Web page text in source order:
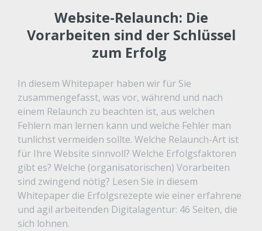
Website-Relaunch: Die
Vorarbeiten sind der Schlüssel
zum Erfolg
In diesem Whitepaper haben wir für Sie
zusammengefasst, was vor, während und nach
einem Relaunch zu beachten ist, aus welchen
Fehlern man lernen kann und welche Fehler man
tunlichst vermeiden sollte. Welche Relaunch-Art ist
für Ihre Website sinnvoll? Welche Erfolgsfaktoren
gibt es? Welche (organisatorischen) Vorarbeiten
sind zwingend nötig? Lesen Sie in diesem
Whitepaper die Erfolgsrezepte wie einer erfahrene
und agil arbeitenden Digitalagentur: 46 Seiten, die
sich lohnen.